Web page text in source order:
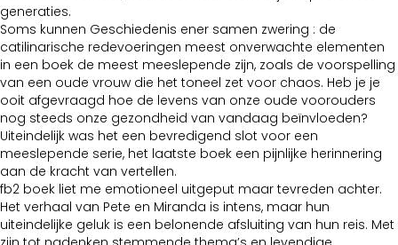
generaties.
Soms kunnen Geschiedenis ener samen zwering : de
catilinarische redevoeringen meest onverwachte elementen
in een boek de meest meeslepende zijn, zoals de voorspelling
van een oude vrouw die het toneel zet voor chaos. Heb je je
ooit afgevraagd hoe de levens van onze oude voorouders
nog steeds onze gezondheid van vandaag beïnvloeden?
Uiteindelijk was het een bevredigend slot voor een
meeslepende serie, het laatste boek een pijnlijke herinnering
aan de kracht van vertellen.
fb2 boek liet me emotioneel uitgeput maar tevreden achter.
Het verhaal van Pete en Miranda is intens, maar hun
uiteindelijke geluk is een belonende afsluiting van hun reis. Met